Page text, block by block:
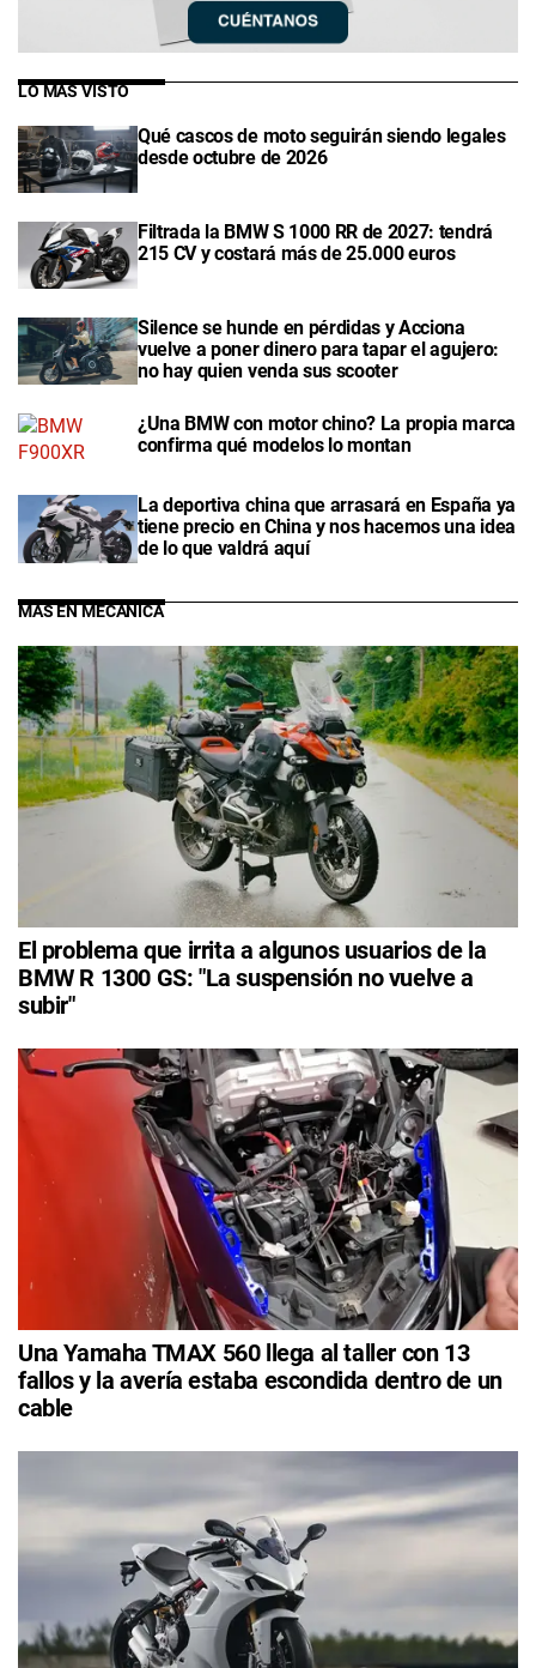
LO MÁS VISTO
Qué cascos de moto seguirán siendo legales
desde octubre de 2026
Filtrada la BMW S 1000 RR de 2027: tendrá
215 CV y costará más de 25.000 euros
Silence se hunde en pérdidas y Acciona
vuelve a poner dinero para tapar el agujero:
no hay quien venda sus scooter
¿Una BMW con motor chino? La propia marca
confirma qué modelos lo montan
La deportiva china que arrasará en España ya
tiene precio en China y nos hacemos una idea
de lo que valdrá aquí
MÁS EN MECÁNICA
El problema que irrita a algunos usuarios de la
BMW R 1300 GS: "La suspensión no vuelve a
subir"
Una Yamaha TMAX 560 llega al taller con 13
fallos y la avería estaba escondida dentro de un
cable